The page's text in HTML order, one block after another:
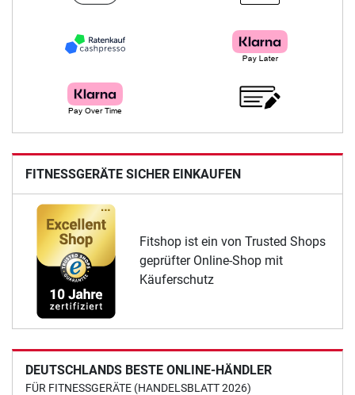
FITNESSGERÄTE SICHER EINKAUFEN
Fitshop ist ein von Trusted Shops
geprüfter Online-Shop mit
Käuferschutz
DEUTSCHLANDS BESTE ONLINE-HÄNDLER
FÜR FITNESSGERÄTE (HANDELSBLATT 2026)